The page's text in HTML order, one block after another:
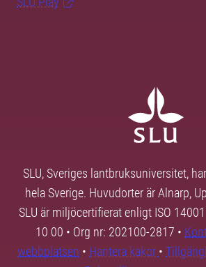
SLU, Sveriges lantbruksuniversitet,
hela Sverige. Huvudorter är Alnarp,
SLU är miljöcertifierat enligt ISO
10 00 • Org nr: 202100-2817 •
webbplatsen • Hantera kakor •